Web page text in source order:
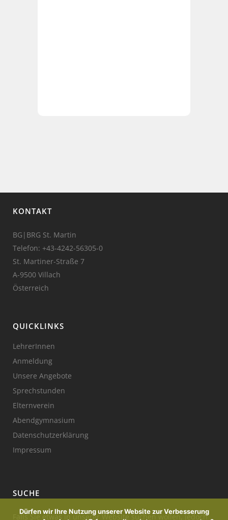
KONTAKT
BG|BRG St. Martin
Telefon: +43-4242-56305-0
St. Martiner-Straße 7
A-9500 Villach
Österreich
QUICKLINKS
LehrerInnen
Anmeldung
Unsere Angebote
Sprechstunden
Elternverein
Abendgymnasium
Datenschutzerklärung
Impressum
SUCHE
Falls Sie etwas in unserer Website suchen wollen, jedoch
Dürfen wir Ihre Nutzung unserer Website zur Verbesserung